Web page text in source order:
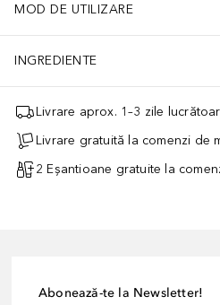
MOD DE UTILIZARE
INGREDIENTE
Livrare aprox. 1–3 zile
Livrare gratuită la comenzi de
2 Eșantioane gratuite la
Abonează-te la Newsletter!